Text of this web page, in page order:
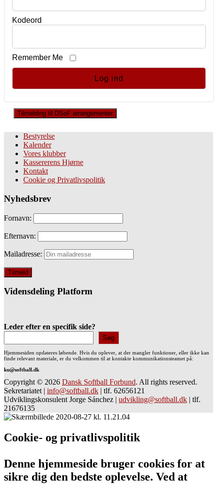
Kodeord
Remember Me
Tilmelding til DSoF arrangementer
Bestyrelse
Kalender
Vores klubber
Kassererens Hjørne
Kontakt
Cookie og Privatlivspolitik
Nyhedsbrev
Fornavn:
Efternavn:
Mailadresse:
Vidensdeling Platform
Leder efter en specifik side?
Søg
Hjemmesiden opdateres løbende. Hvis du oplever, at der mangler funktioner, eller ikke kan
finde relevant materiale, er du velkommen til at kontakte kommunikationsteamet på:
ku@softball.dk
Copyright © 2026 Dansk Softball Forbund. All rights reserved.
Sekretariatet | info@softball.dk | tlf. 62656121
Udviklingskonsulent Jorge Sánchez | udvikling@softball.dk | tlf.
21676135
Cookie- og privatlivspolitik
Denne hjemmeside bruger cookies for at
sikre dig den bedste oplevelse. Ved at